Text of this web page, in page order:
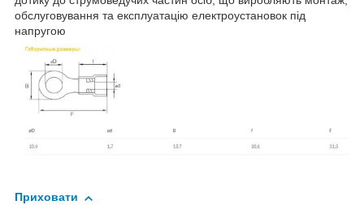
обслуговування та експлуатацію електроустановок під
напругою
Приховати